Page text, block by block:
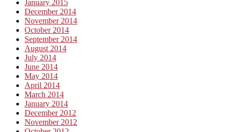
January 2015
December 2014
November 2014
October 2014
September 2014
August 2014
July 2014
June 2014
May 2014
April 2014
March 2014
January 2014
December 2012
November 2012